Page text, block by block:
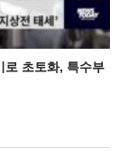
로 초토화, 특수부